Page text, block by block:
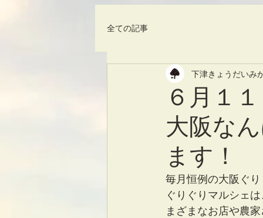
全ての記事
６月１
大阪な
ます！
下津きょうだいみ
毎月恒例の大阪ぐ
ぐりぐりマルシェ
まざまなお店や農